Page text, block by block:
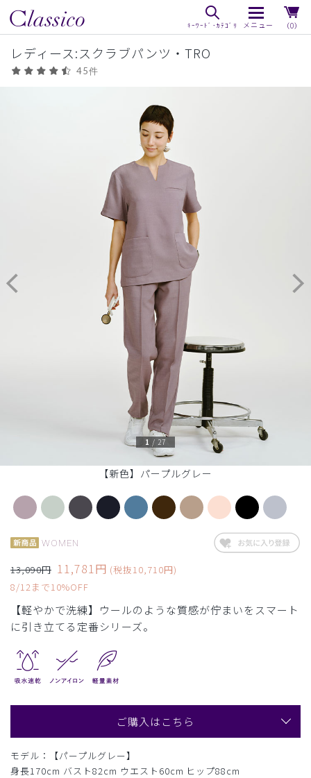
（0）
レディース:スクラブパンツ・TRO
45件
【新色】パープルグレー
1 / 27
WOMEN
13,090円 11,781円 (税抜10,710円)
8/12まで10%OFF
【軽やかで洗練】ウールのような質感が佇まいをスマート
に引き立てる定番シリーズ。
ご購入はこちら
モデル：【パープルグレー】
身長170cm バスト82cm ウエスト60cm ヒップ88cm